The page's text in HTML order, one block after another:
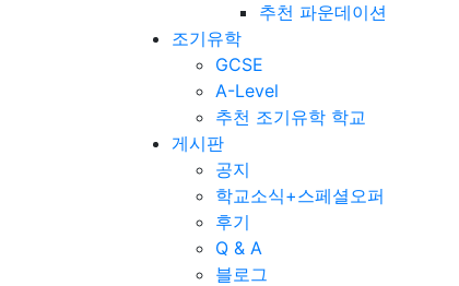
추천 파운데이션
조기유학
GCSE
A-Level
추천 조기유학 학교
게시판
공지
학교소식+스페셜오퍼
후기
Q & A
블로그